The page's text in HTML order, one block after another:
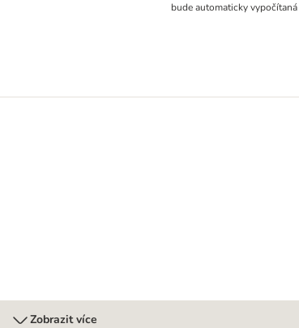
bude automaticky
Zobrazit více